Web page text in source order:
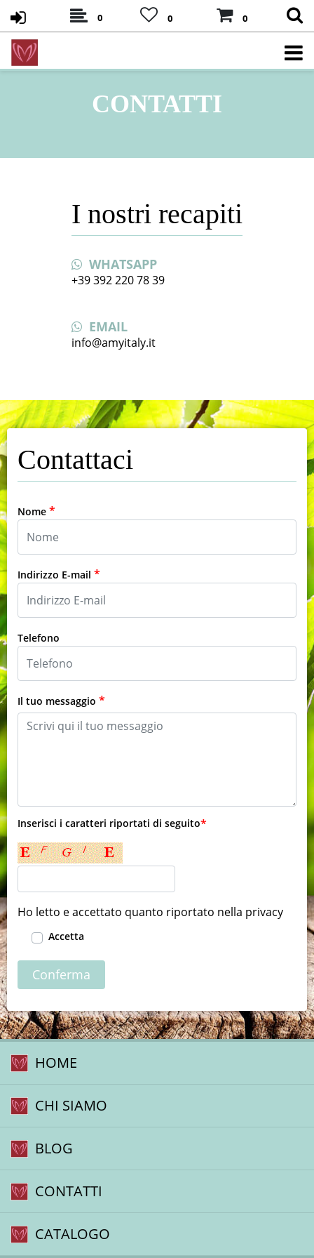
0 0 0
CONTATTI
I nostri recapiti
WHATSAPP
+39 392 220 78 39
EMAIL
info@amyitaly.it
Contattaci
Nome *
Indirizzo E-mail *
Telefono
Il tuo messaggio *
Inserisci i caratteri riportati di seguito*
Ho letto e accettato quanto riportato nella privacy
Accetta
HOME
CHI SIAMO
BLOG
CONTATTI
CATALOGO